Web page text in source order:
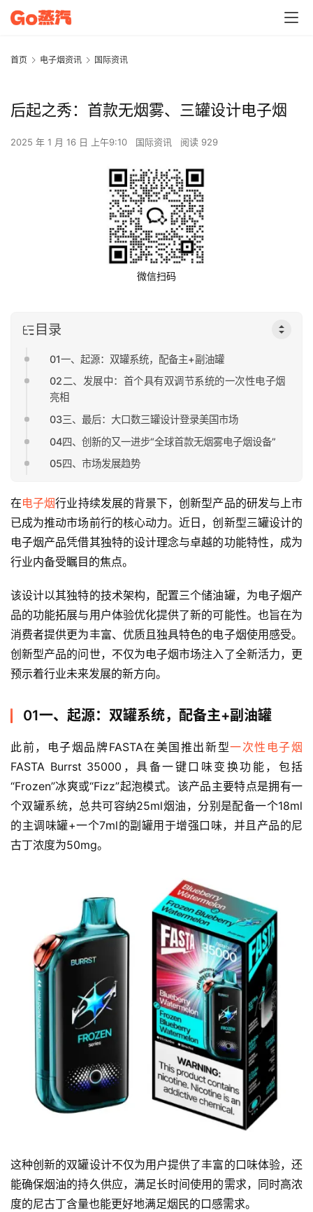
首页 电子烟资讯 国际资讯
后起之秀：首款无烟雾、三罐设计电子烟
2025 年 1 月 16 日 上午9:10 国际资讯 阅读 929
微信扫码
目录
01一、起源：双罐系统，配备主+副油罐
02二、发展中：首个具有双调节系统的一次性电子烟
亮相
03三、最后：大口数三罐设计登录美国市场
04四、创新的又一进步“全球首款无烟雾电子烟设备”
05四、市场发展趋势
在电子烟行业持续发展的背景下，创新型产品的研发与上市
已成为推动市场前行的核心动力。近日，创新型三罐设计的
电子烟产品凭借其独特的设计理念与卓越的功能特性，成为
行业内备受瞩目的焦点。
该设计以其独特的技术架构，配置三个储油罐，为电子烟产
品的功能拓展与用户体验优化提供了新的可能性。也旨在为
消费者提供更为丰富、优质且独具特色的电子烟使用感受。
创新型产品的问世，不仅为电子烟市场注入了全新活力，更
预示着行业未来发展的新方向。
01一、起源：双罐系统，配备主+副油罐
此前，电子烟品牌FASTA在美国推出新型一次性电子烟
FASTA Burrst 35000，具备一键口味变换功能，包括
“Frozen”冰爽或“Fizz”起泡模式。该产品主要特点是拥有一
个双罐系统，总共可容纳25ml烟油，分别是配备一个18ml
的主调味罐+一个7ml的副罐用于增强口味，并且产品的尼
古丁浓度为50mg。
这种创新的双罐设计不仅为用户提供了丰富的口味体验，还
能确保烟油的持久供应，满足长时间使用的需求，同时高浓
度的尼古丁含量也能更好地满足烟民的口感需求。